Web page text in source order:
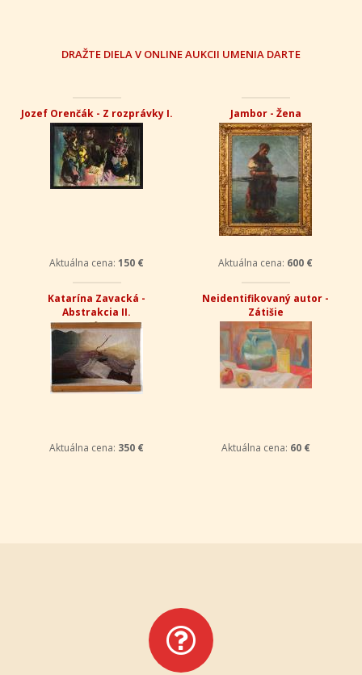
DRAŽTE DIELA V ONLINE AUKCII UMENIA DARTE
Jozef Orenčák - Z rozprávky I.
Aktuálna cena: 150 €
Jambor - Žena
Aktuálna cena: 600 €
Katarína Zavacká -
Abstrakcia II.
Aktuálna cena: 350 €
Neidentifikovaný autor -
Zátišie
Aktuálna cena: 60 €